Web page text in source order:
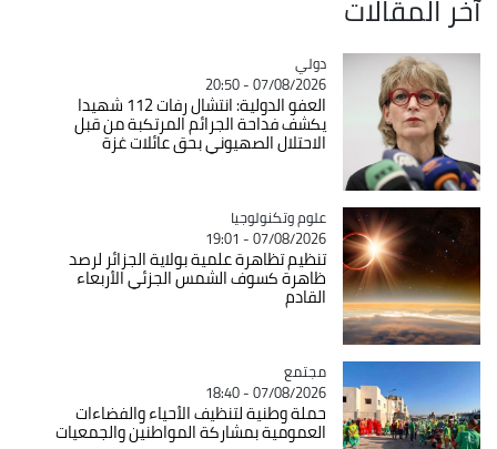
Catégorie
دولي
07/08/2026 - 20:50
العفو الدولية: انتشال رفات 112 شهيدا
يكشف فداحة الجرائم المرتكبة من قبل
الاحتلال الصهيوني بحق عائلات غزة
Catégorie
علوم وتكنولوجيا
07/08/2026 - 19:01
تنظيم تظاهرة علمية بولاية الجزائر لرصد
ظاهرة كسوف الشمس الجزئي الأربعاء
القادم
Catégorie
مجتمع
07/08/2026 - 18:40
حملة وطنية لتنظيف الأحياء والفضاءات
العمومية بمشاركة المواطنين والجمعيات